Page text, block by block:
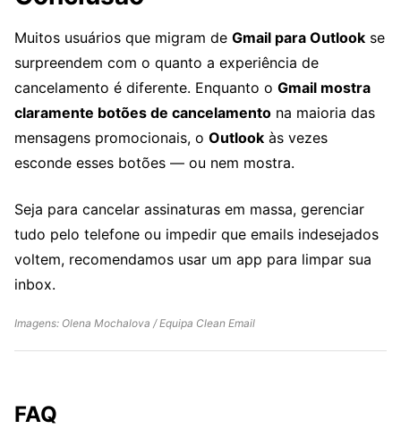
Muitos usuários que migram de Gmail para Outlook se
surpreendem com o quanto a experiência de
cancelamento é diferente. Enquanto o Gmail mostra
claramente botões de cancelamento na maioria das
mensagens promocionais, o Outlook às vezes
esconde esses botões — ou nem mostra.
Seja para cancelar assinaturas em massa, gerenciar
tudo pelo telefone ou impedir que emails indesejados
voltem, recomendamos usar um app para limpar sua
inbox.
Imagens: Olena Mochalova / Equipa Clean Email
FAQ